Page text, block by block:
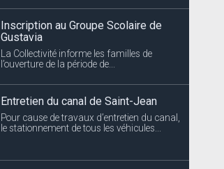
Inscription au Groupe Scolaire de
Gustavia
La Collectivité informe les familles de
l’ouverture de la période de...
Entretien du canal de Saint-Jean
Pour cause de travaux d’entretien du canal,
le stationnement de tous les véhicules...